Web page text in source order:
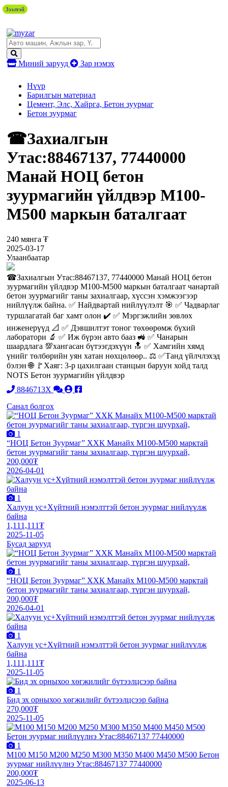
Миний зарууд Зар нэмэх
Нүүр
Барилгын материал
Цемент, Элс, Хайрга, Бетон зуурмаг
Бетон зуурмаг
☎Захиалгын
Утас:88467137, 77440000
Манай НОЦ бетон
зуурмагийн үйлдвэр M100-
M500 маркын баталгаат
240 мянга ₮
2025-03-17
Улаанбаатар
☎Захиалгын Утас:88467137, 77440000 Манай НОЦ бетон
зуурмагийн үйлдвэр M100-M500 маркын баталгаат чанартай
бетон зуурмагийг таны захиалгаар, хүссэн хэмжээгээр
нийлүүлж байна. ✅ Найдвартай нийлүүлэлт 🎯 ✅ Чадварлаг
туршлагатай баг хамт олон ✔️ ✅ Мэргэжлийн зөвлөх
инженерүүд 📐 ✅ Дэвшилтэт тоног төхөөрөмж бүхий
лаборатори 🔬 ✅ Иж бүрэн авто бааз 🚜 ✅ Чанарын
шаардлага 💯хангасан бүтээгдэхүүн 🔝 ✅ Хамгийн хямд
үнийг төлбөрийн уян хатан нөхцөлөөр.. ⚖️ ✅Танд үйлчлэхэд
бэлэн 🌐 🚩Хаяг: 3-р цахилгаан станцын баруун хойд талд
NOTS Бетон зуурмагийн үйлдвэр
8846713X
Санал болгох
1
“НОЦ Бетон Зуурмаг” ХХК Манайх М100-М500 марктай
бетон зуурмагийг таны захиалгаар, түргэн шуурхай,
200,000₮
2026-04-01
Зээлтэй
1
Халуун ус+Хүйтний нэмэлттэй бетон зуурмаг нийлүүлж
байна
1,111,111₮
2025-11-05
Бусад зарууд
1
“НОЦ Бетон Зуурмаг” ХХК Манайх М100-М500 марктай
бетон зуурмагийг таны захиалгаар, түргэн шуурхай,
200,000₮
2026-04-01
Зээлтэй
1
Халуун ус+Хүйтний нэмэлттэй бетон зуурмаг нийлүүлж
байна
1,111,111₮
2025-11-05
1
Бид эх орныхоо хөгжилийг бүтээлцсээр байна
270,000₮
2025-11-05
1
М100 М150 М200 М250 М300 М350 М400 М450 М500 Бетон
зуурмаг нийлүүлнэ Утас:88467137 77440000
200,000₮
2025-06-13